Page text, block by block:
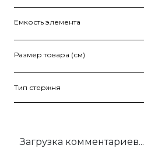
Емкость элемента
Размер товара (см)
Тип стержня
Загрузка комментариев...